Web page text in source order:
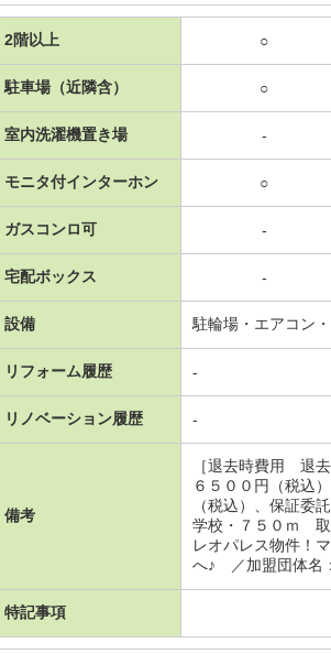
2階以上 ○
駐車場（近隣含） ○
室内洗濯機置き場 -
モニタ付インターホン ○
ガスコンロ可 -
宅配ボックス -
設備 駐輪場・エアコン
リフォーム履歴 -
リノベーション履歴 -
備考
［退去時費用 退
６５００円（税込
（税込）、保証
学校・７５０ｍ
レオパレス物件！
へ♪ ／加盟団体名
特記事項